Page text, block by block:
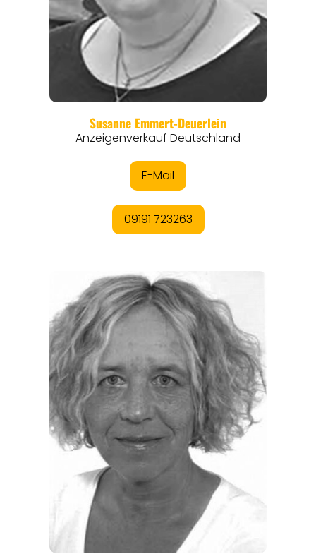
REGIONEN
ORTE
EVENTS
REISEFÜHRER
REISEMAGAZINE
ANGEBOTE